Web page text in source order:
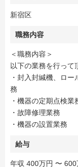
新宿区
職務内容
＜職務内容＞
以下の業務を行って
・封入封緘機、ロ
務
・機器の定期点検業
・故障修理業務
・機器の設置業務
給与
年収 400万円 〜 600